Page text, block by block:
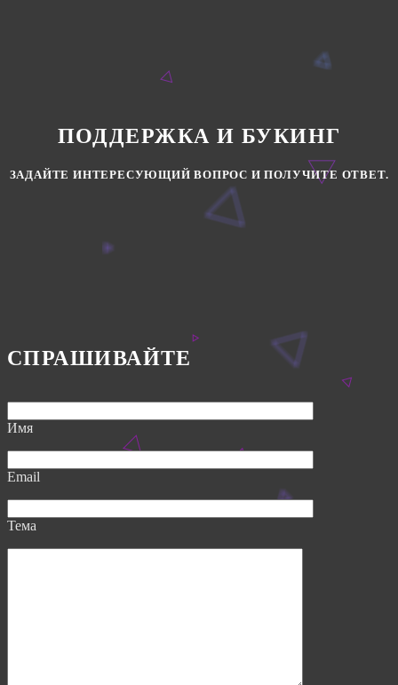
ПОДДЕРЖКА И БУКИНГ
ЗАДАЙТЕ ИНТЕРЕСУЮЩИЙ ВОПРОС И ПОЛУЧИТЕ ОТВЕТ.
СПРАШИВАЙТЕ
Имя
Email
Тема